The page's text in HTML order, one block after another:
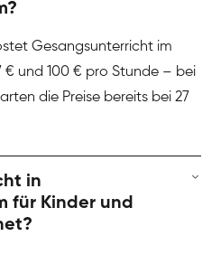
Gesangsunterricht im
€ und 100 € pro Stunde – bei
die Preise bereits bei 27
in
für Kinder und